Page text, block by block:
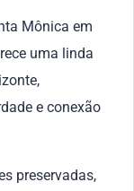
Mônica em
uma linda
e conexão
preservadas,